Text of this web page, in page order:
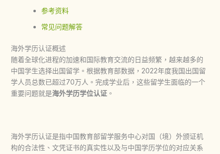
参考资料
常见问题解答
海外学历认证概述
随着全球化进程的加速和国际教育交流的日益频繁，越来越多的
中国学生选择出国留学。根据教育部数据，2022年度我国出国留
学人员总数已超过70万人。完成学业后，这些留学生面临的一个
重要问题就是海外学历学位认证。
海外学历认证是指中国教育部留学服务中心对国（境）外颁证机
构的合法性、文凭证书的真实性以及与中国学历学位的对应关系